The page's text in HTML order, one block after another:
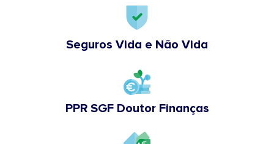
Seguros Vida e Não Vida
PPR SGF Doutor Finanças